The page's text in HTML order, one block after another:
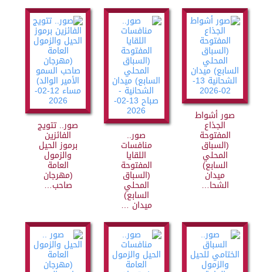
صور أشواط
الجذاع
المفتوحة
(السباق
المحلي
السابع)
ميدان
الشحا…
صور..
منافسات
اللقايا
المفتوحة
(السباق
المحلي
السابع)
ميدان …
صور.. تتويج
الفائزين
برموز الحيل
والزمول
العامة
(مهرجان
صاحب…